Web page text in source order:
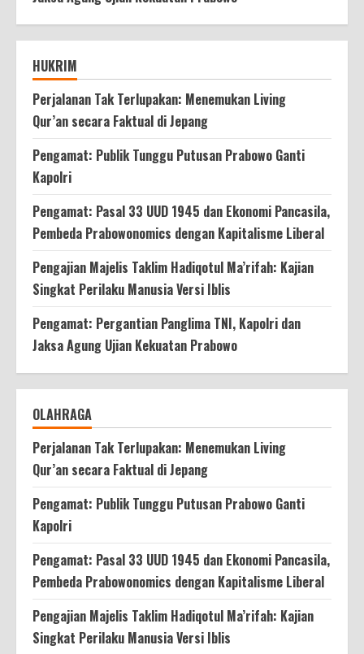
HUKRIM
Perjalanan Tak Terlupakan: Menemukan Living
Qur’an secara Faktual di Jepang
Pengamat: Publik Tunggu Putusan Prabowo Ganti
Kapolri
Pengamat: Pasal 33 UUD 1945 dan Ekonomi Pancasila,
Pembeda Prabowonomics dengan Kapitalisme Liberal
Pengajian Majelis Taklim Hadiqotul Ma’rifah: Kajian
Singkat Perilaku Manusia Versi Iblis
Pengamat: Pergantian Panglima TNI, Kapolri dan
Jaksa Agung Ujian Kekuatan Prabowo
OLAHRAGA
Perjalanan Tak Terlupakan: Menemukan Living
Qur’an secara Faktual di Jepang
Pengamat: Publik Tunggu Putusan Prabowo Ganti
Kapolri
Pengamat: Pasal 33 UUD 1945 dan Ekonomi Pancasila,
Pembeda Prabowonomics dengan Kapitalisme Liberal
Pengajian Majelis Taklim Hadiqotul Ma’rifah: Kajian
Singkat Perilaku Manusia Versi Iblis